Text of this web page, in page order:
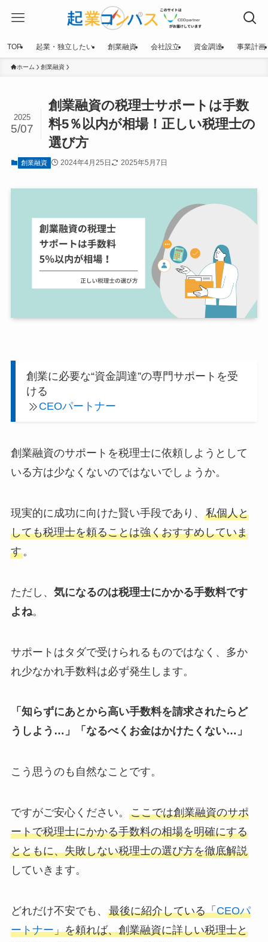
TOP 起業・独立したい 創業融資 会社設立 資金調達 事業計画
ホーム 創業融資
創業融資の税理士サポートは手数
料5％以内が相場！正しい税理士の
選び方
2025
5/07
創業融資 2024年4月25日 2025年5月7日
創業に必要な“資金調達”の専門サポートを受
ける
CEOパートナー
創業融資のサポートを税理士に依頼しようとして
いる方は少なくないのではないでしょうか。
現実的に成功に向けた賢い手段であり、 私個人と
しても税理士を頼ることは強くおすすめしていま
す。
ただし、 気になるのは税理士にかかる手数料です
よね。
サポートはタダで受けられるものではなく、多か
れ少なかれ手数料は必ず発生します。
「知らずにあとから高い手数料を請求されたらど
うしよう…」「なるべくお金はかけたくない…」
こう思うのも自然なことです。
ですがご安心ください。 ここでは創業融資のサポ
ートで税理士にかかる手数料の相場を明確にする
とともに、失敗しない税理士の選び方を徹底解説
していきます。
どれだけ不安でも、 最後に紹介している「CEOパ
ートナー」を頼れば、創業融資に詳しい税理士と